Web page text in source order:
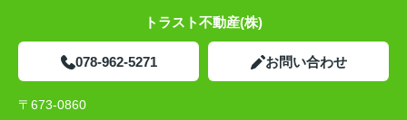
トラスト不動産(株)
078-962-5271 お問い合わせ
〒673-0860